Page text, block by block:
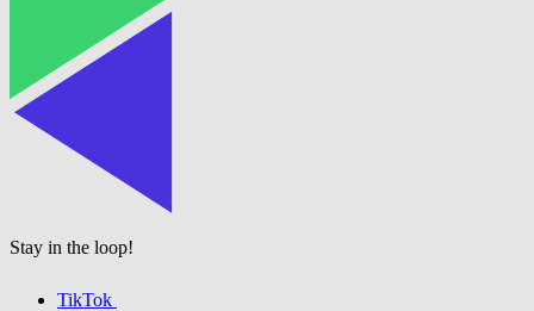
Stay in the loop!
TikTok